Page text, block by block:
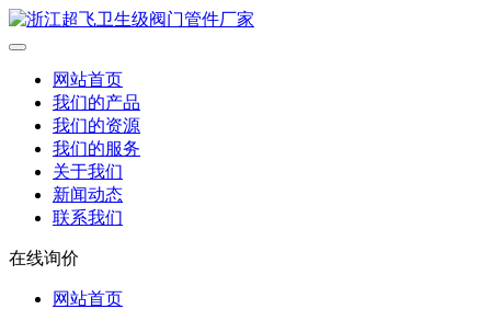
网站首页
我们的产品
我们的资源
我们的服务
关于我们
新闻动态
联系我们
在线询价
网站首页